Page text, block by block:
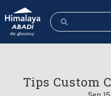
Tips Custom